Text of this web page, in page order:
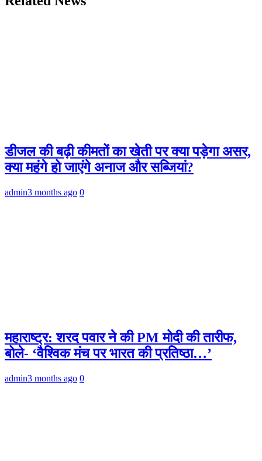
डीजल की बढ़ी कीमतों का खेती पर क्या पड़ेगा असर,
क्या महंगे हो जाएंगे अनाज और सब्जियां?
admin3 months ago 0
महाराष्ट्र: शरद पवार ने की PM मोदी की तारीफ,
बोले- ‘वैश्विक मंच पर भारत की प्रतिष्ठा…’
admin3 months ago 0